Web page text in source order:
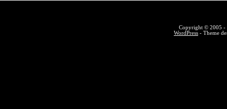
Copyright © 2005 -
WordPress - Theme